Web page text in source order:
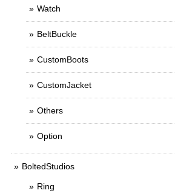
Watch
BeltBuckle
CustomBoots
CustomJacket
Others
Option
BoltedStudios
Ring